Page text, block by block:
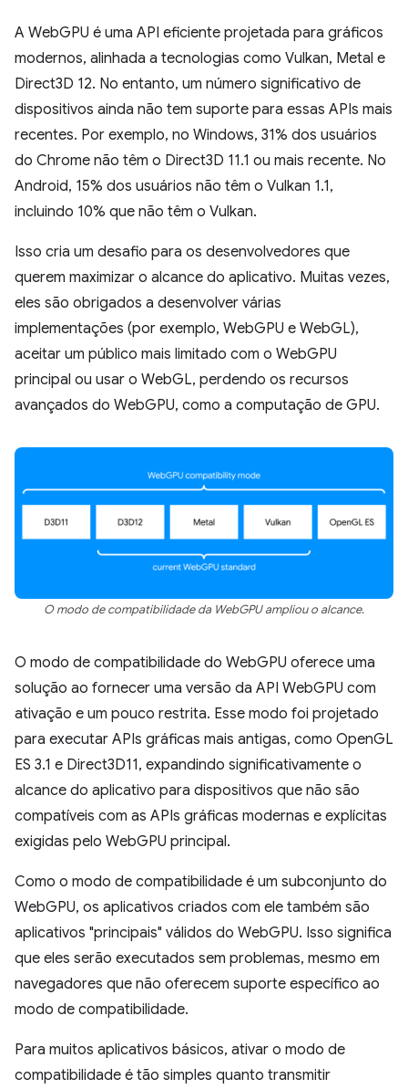
A WebGPU é uma API eficiente projetada para gráficos
modernos, alinhada a tecnologias como Vulkan, Metal e
Direct3D 12. No entanto, um número significativo de
dispositivos ainda não tem suporte para essas APIs mais
recentes. Por exemplo, no Windows, 31% dos usuários
do Chrome não têm o Direct3D 11.1 ou mais recente. No
Android, 15% dos usuários não têm o Vulkan 1.1,
incluindo 10% que não têm o Vulkan.
Isso cria um desafio para os desenvolvedores que
querem maximizar o alcance do aplicativo. Muitas vezes,
eles são obrigados a desenvolver várias
implementações (por exemplo, WebGPU e WebGL),
aceitar um público mais limitado com o WebGPU
principal ou usar o WebGL, perdendo os recursos
avançados do WebGPU, como a computação de GPU.
O modo de compatibilidade da WebGPU ampliou o alcance.
O modo de compatibilidade do WebGPU oferece uma
solução ao fornecer uma versão da API WebGPU com
ativação e um pouco restrita. Esse modo foi projetado
para executar APIs gráficas mais antigas, como OpenGL
ES 3.1 e Direct3D11, expandindo significativamente o
alcance do aplicativo para dispositivos que não são
compatíveis com as APIs gráficas modernas e explícitas
exigidas pelo WebGPU principal.
Como o modo de compatibilidade é um subconjunto do
WebGPU, os aplicativos criados com ele também são
aplicativos "principais" válidos do WebGPU. Isso significa
que eles serão executados sem problemas, mesmo em
navegadores que não oferecem suporte específico ao
modo de compatibilidade.
Para muitos aplicativos básicos, ativar o modo de
compatibilidade é tão simples quanto transmitir